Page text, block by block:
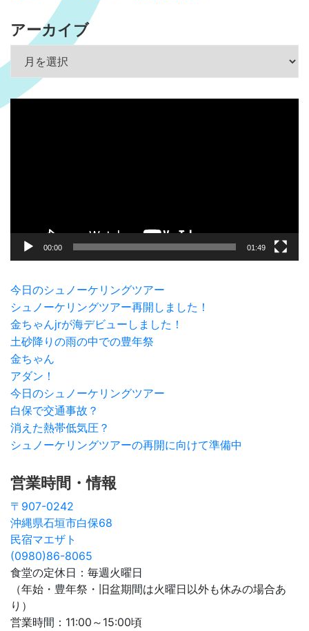
アーカイブ
動
00:00 01:49
今日のシュノーケリングツアー
シュノーケリングツアー再開しました！
金ちゃんjrが海デビューしました！
土砂降りの雨の中での豊年祭
金ちゃん
アダン！
今日のシュノーケリングツアー
白保で交通事故？
消えた熱帯低気圧？
シュノーケリングツアーの再開に向けて準備中
営業時間・情報
〒907-0242
沖縄県石垣市白保68
民宿マエザト
(0980)86-8065
食堂の定休日：毎週火曜日
（年始・豊年祭・旧盆期間は火曜日以外も休みの場合あ
り）
営業時間：11:00～15:00頃